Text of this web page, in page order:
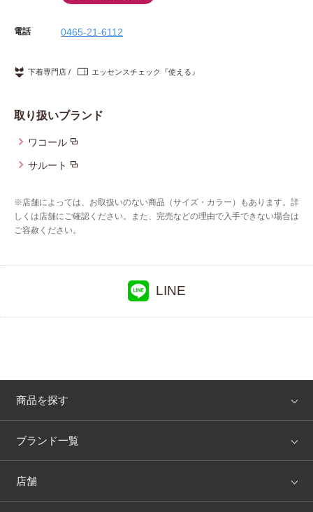
電話 0465-21-6112
下着専門店 エッセンスチェック『使える』
取り扱いブランド
ワコール
サルート
※店舗によっては、お取扱いのない商品（サイズ・カラー）もあります。詳
しくは店舗にご確認ください。また、完売などの理由で入手できない場合は
ご容赦ください。
LINE
商品を探す
アイテム
トピックス
ブランド一覧
WACOAL
店舗